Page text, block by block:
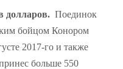
долларов. Поединок
бойцом Конором
2017-го и также
больше 550